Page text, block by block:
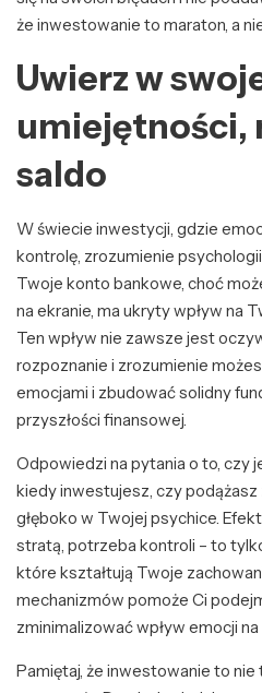
że inwestowanie to maraton, a
Uwierz w
umiejętności,
saldo
W świecie inwestycji, gdzie
kontrolę, zrozumienie
Twoje konto bankowe, choć
na ekranie, ma ukryty wpływ na
Ten wpływ nie zawsze jest
rozpoznanie i zrozumienie
emocjami i zbudować solidny
przyszłości finansowej.
Odpowiedzi na pytania o to, czy
kiedy inwestujesz, czy podążasz
głęboko w Twojej psychice.
stratą, potrzeba kontroli – to
które kształtują Twoje
mechanizmów pomoże Ci
zminimalizować wpływ emocji
Pamiętaj, że inwestowanie to nie